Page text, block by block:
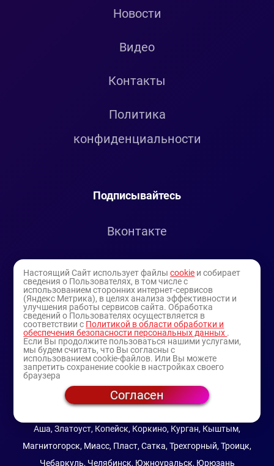
Новости
Видео
Контакты
Политика
конфиденциальности
Подписывайтесь
Вконтакте
Youtube
© 1994-2025
— торговая витрина ИП Булатов В.А.
Аша, Златоуст, Копейск, Коркино, Курган, Кыштым,
Магнитогорск, Миасс, Пласт, Сатка, Трехгорный, Троицк,
Чебаркуль, Челябинск, Южноуральск, Юрюзань
Настоящий Сайт использует файлыcookie и собирает
сведения о Пользователях, в том числе с
использованием сторонних интернет-сервисов
(Яндекс Метрика), в целях анализа эффективности и
улучшения работы сервисов сайта. Обработка
сведений о Пользователях осуществляется в
соответствии с Политикой в области обработки и
обеспечения безопасности персональных данных .
Если Вы продолжите пользоваться нашими услугами,
мы будем считать, что Вы согласны с
использованием cookie-файлов. Или Вы можете
запретить сохранение cookie в настройках своего
браузера
Согласен